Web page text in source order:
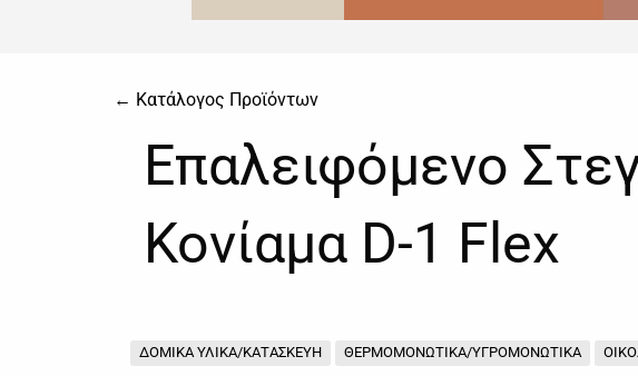
← Κατάλογος Προϊόντων
Επαλειφόμενο
Κονίαμα D-1 Flex
ΔΟΜΙΚΑ ΥΛΙΚΑ/ΚΑΤΑΣΚΕΥΗ ΘΕΡΜΟΜΟΝΩΤΙΚΑ/ΥΓΡΟΜΟΝΩΤΙΚΑ